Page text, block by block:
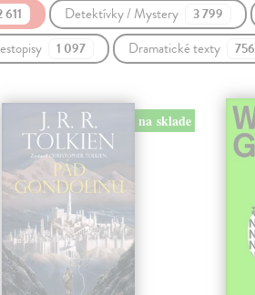
611 Detektívky / Mystery 3 799
1 097 Dramatické texty 756
na sklade